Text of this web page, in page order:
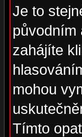
Je to
původním
zahájíte
mohou
Tímto